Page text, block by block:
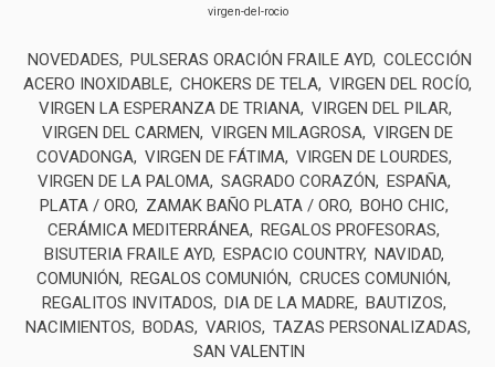
virgen-del-rocio
NOVEDADES PULSERAS ORACIÓN FRAILE AYD COLECCIÓN
ACERO INOXIDABLE CHOKERS DE TELA VIRGEN DEL ROCÍO
VIRGEN LA ESPERANZA DE TRIANA VIRGEN DEL PILAR
VIRGEN DEL CARMEN
VIRGEN MILAGROSA VIRGEN DE
COVADONGA VIRGEN DE FÁTIMA VIRGEN DE LOURDES
VIRGEN DE LA PALOMA SAGRADO CORAZÓN
ESPAÑA
PLATA / ORO
ZAMAK BAÑO PLATA / ORO
BOHO CHIC
CERÁMICA MEDITERRÁNEA
REGALOS PROFESORAS
BISUTERIA FRAILE AYD
ESPACIO COUNTRY
NAVIDAD
COMUNIÓN
REGALOS COMUNIÓN
CRUCES COMUNIÓN
REGALITOS INVITADOS
DIA DE LA MADRE
BAUTIZOS
NACIMIENTOS
BODAS VARIOS
TAZAS PERSONALIZADAS
SAN VALENTIN